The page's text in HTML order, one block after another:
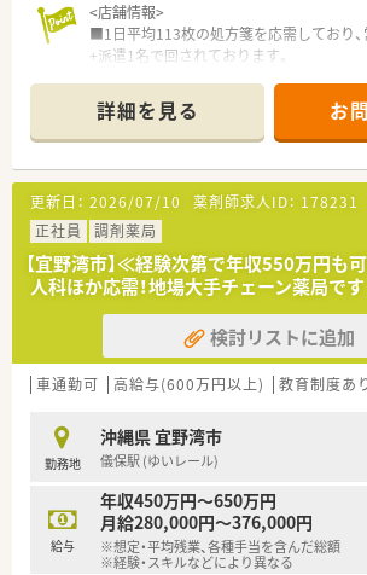
<店舗情報>
■1日平均113枚の処方箋を応需しており
+派遣1名で回されております。
科・眼科と様々な処方を応需しています。
■海沿いの通りから1本入った通りにあり
局がございます。
■すぐ近くには喫茶店やカフェ、スーパー
のご買い物にも便利です。
＜こんな方にオススメ＞
■奨学金の制度もございますので、新卒薬
す！
■沖縄では最大手の店舗展開をしている薬
勤に伴い沖縄で異動をされたい方や色んな
い方にオススメ！
■e-Learningの自己学習制度や認定薬剤師
剤師のスキルに合わせて研修体制など会
オススメ！
＜福利厚生面＞
■社内研修も充実しており、専門的なテー
理の研修など幅広い内容で実施しておりま
■育児休業・介護休業・看護休暇の取得実績
就業できる環境づくりに取り組んでいます。
詳細を見る お
更新日： 2026/07/10 薬剤師求人ID： 178231
正社員
調剤薬局
【宜野湾市】≪経験次第で年収550万円も
人科ほか応需！地場大手チェーン薬局です
検討リストに追加
車通勤可 高給与(600万円以上) 教育制度あ
勤務地
沖縄県 宜野湾市
儀保駅 (ゆいレール)
給与
年収450万円～650万円
月給280,000円～376,000円
※想定・平均残業、各種手当を含んだ総額
※経験・スキルなどにより異なる